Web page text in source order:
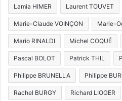
Lamia HIMER Laurent TOUVET
Marie-Claude VOINÇON Marie-
Mario RINALDI Michel COQUÉ
Pascal BOLOT Patrick THIL
Philippe BRUNELLA Philippe
Rachel BURGY Richard LIOGER